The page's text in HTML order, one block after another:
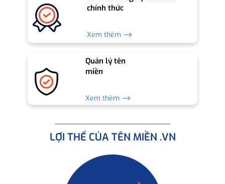
chính thức
Xem thêm ⟶
Quản lý tên
miền
Xem thêm ⟶
LỢI THẾ CỦA TÊN MIỀN .VN